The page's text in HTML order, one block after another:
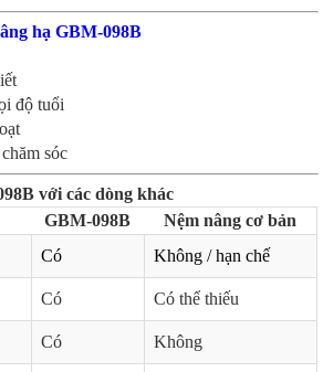
hạ GBM-098B
độ tuổi
sóc
với các dòng khác
GBM-098B
Nệm nâng cơ bản
Có Không / hạn chế
Có Có thể thiếu
Có Không